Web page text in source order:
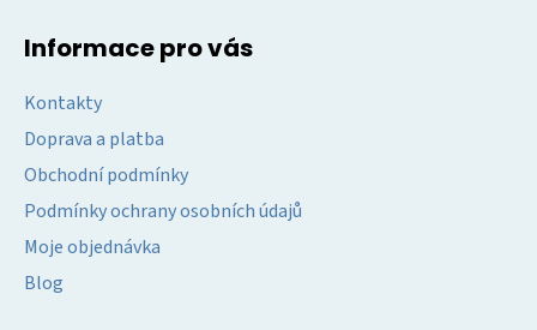
Informace pro vás
Kontakty
Doprava a platba
Obchodní podmínky
Podmínky ochrany osobních údajů
Moje objednávka
Blog